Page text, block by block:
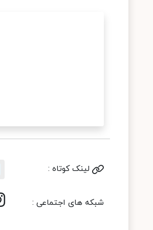
لینک کوتاه :
شبکه های اجتماعی :